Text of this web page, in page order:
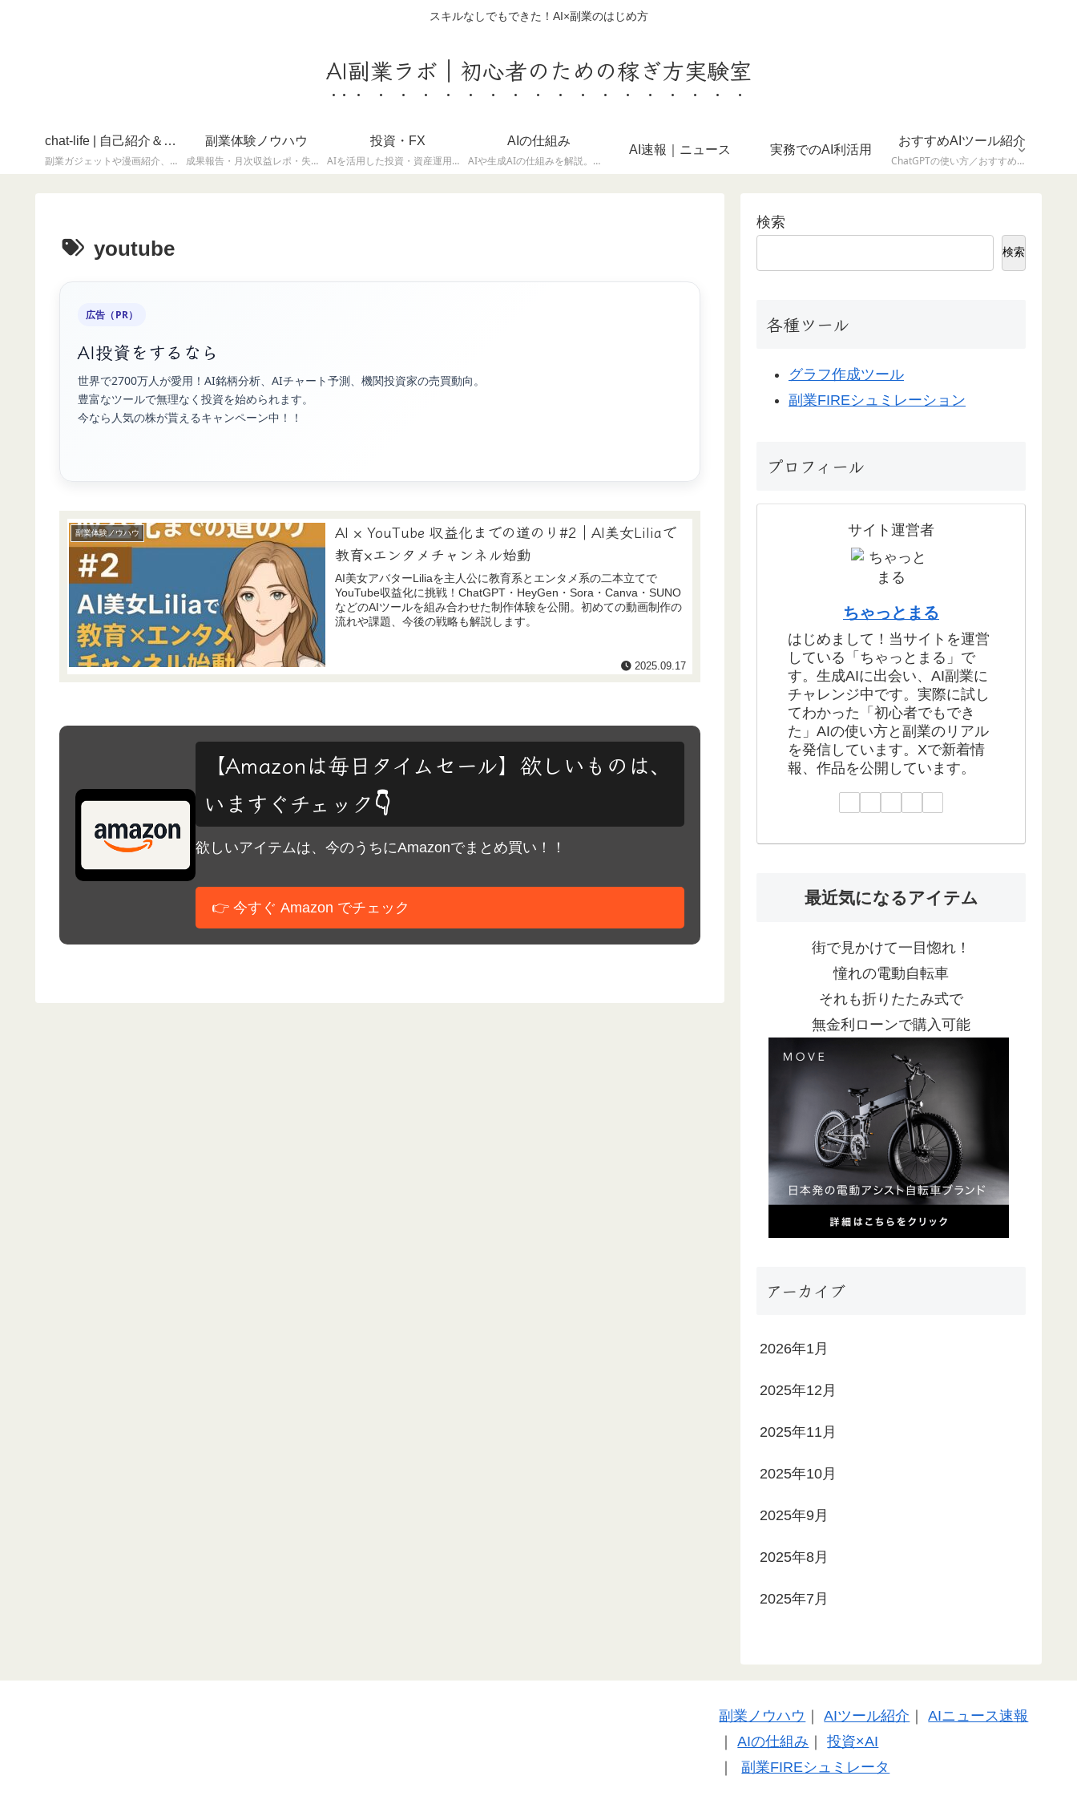
スキルなしでもできた！AI×副業のはじめ方
AI副業ラボ｜初心者のための稼ぎ方実験室
chat-life | 自己紹介＆ちょっと息抜き
副業ガジェットや漫画紹介、雑記・自己紹介など、気軽に読めるコンテンツを集めたカテゴリです。
副業体験ノウハウ
成果報告・月次収益レポ・失敗談も含めてリアルに
投資・FX
AIを活用した投資・資産運用のノウハウと最新トレンドを解説。生成AIでの分析・情報収集の事例を紹介しています。
AIの仕組み
AIや生成AIの仕組みを解説。機械学習や大規模言語モデルを理解し、実務や副業に活かす知識をまとめています。
AI速報｜ニュース 実務でのAI利活用
おすすめAIツール紹介
ChatGPTの使い方／おすすめ拡張機能／ツール比較など
youtube
広告（PR）
AI投資をするなら
世界で2700万人が愛用！AI銘柄分析、AIチャート予測、機関投資家の売買動向。
豊富なツールで無理なく投資を始められます。
今なら人気の株が貰えるキャンペーン中！！
副業体験ノウハウ
AI × YouTube 収益化までの道のり#2｜AI美女Liliaで
教育×エンタメチャンネル始動
AI美女アバターLiliaを主人公に教育系とエンタメ系の二本立てで
YouTube収益化に挑戦！ChatGPT・HeyGen・Sora・Canva・SUNO
などのAIツールを組み合わせた制作体験を公開。初めての動画制作の
流れや課題、今後の戦略も解説します。
2025.09.17
【Amazonは毎日タイムセール】欲しいものは、
いますぐチェック👇
欲しいアイテムは、今のうちにAmazonでまとめ買い！！
👉 今すぐ Amazon でチェック
検索
検索
各種ツール
グラフ作成ツール
副業FIREシュミレーション
プロフィール
サイト運営者
ちゃっとまる
はじめまして！当サイトを運営
している「ちゃっとまる」で
す。生成AIに出会い、AI副業に
チャレンジ中です。実際に試し
てわかった「初心者でもでき
た」AIの使い方と副業のリアル
を発信しています。Xで新着情
報、作品を公開しています。
最近気になるアイテム
街で見かけて一目惚れ！
憧れの電動自転車
それも折りたたみ式で
無金利ローンで購入可能
アーカイブ
2026年1月
2025年12月
2025年11月
2025年10月
2025年9月
2025年8月
2025年7月
副業ノウハウ ｜AIツール紹介 ｜AIニュース速報
｜AIの仕組み ｜投資×AI
｜副業FIREシュミレータ